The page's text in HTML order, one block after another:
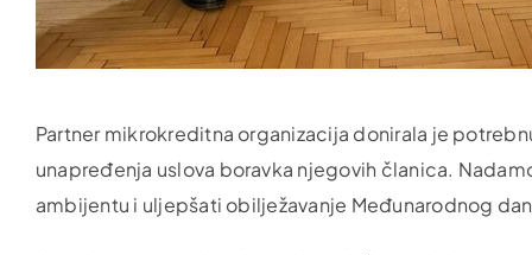
Partner mikrokreditna organizacija donirala je
unapređenja uslova boravka njegovih članica.
ambijentu i uljepšati obilježavanje Međunarodnog